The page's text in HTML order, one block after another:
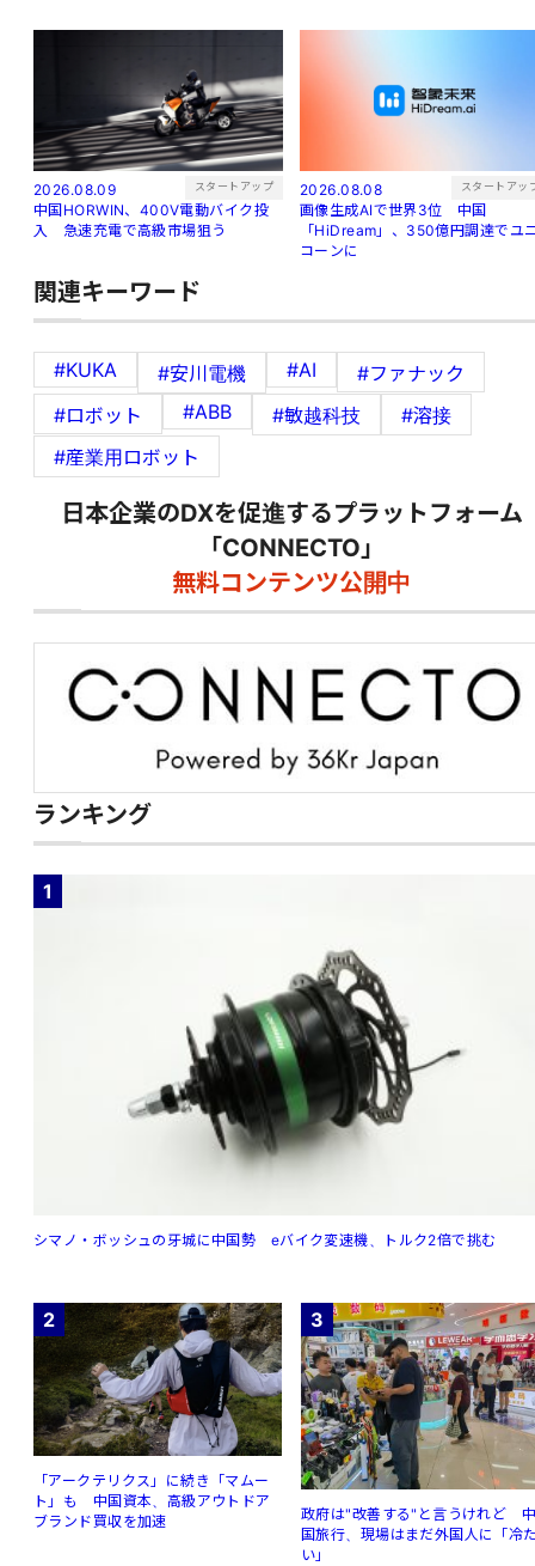
2026.08.09 スタートアップ
中国HORWIN、400V電動バイク投
入 急速充電で高級市場狙う
2026.08.08 スタートアッ
画像生成AIで世界3位 中国
「HiDream」、350億円調達でユ
コーンに
関連キーワード
#KUKA #安川電機 #AI
#ファナック
#ロボット
#ABB #敏越科技
#溶接
#産業用ロボット
日本企業のDXを促進するプラットフォーム
「CONNECTO」
無料コンテンツ公開中
ランキング
1
シマノ・ボッシュの牙城に中国勢 eバイク変速機、トルク2倍で挑む
2
「アークテリクス」に続き「マムー
ト」も 中国資本、高級アウトドア
ブランド買収を加速
3
政府は"改善する"と言うけれど
国旅行、現場はまだ外国人に「冷
い」